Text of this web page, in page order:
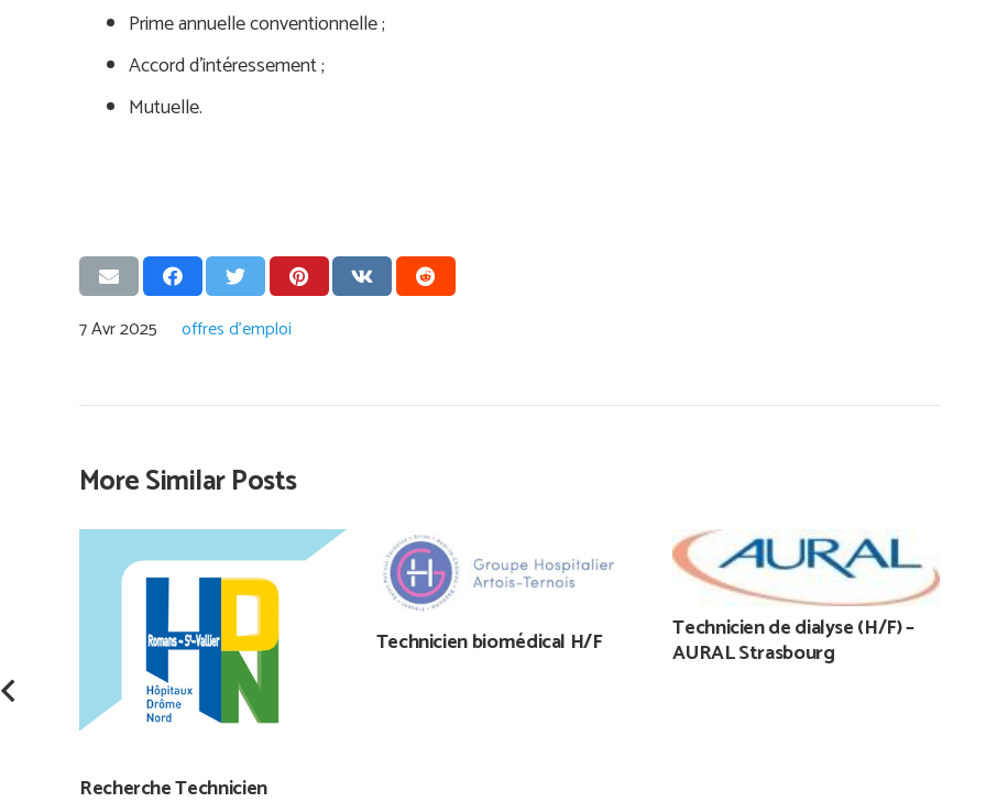
Prime annuelle conventionnelle ;
Accord d’intéressement ;
Mutuelle.
7 Avr 2025 offres d'emploi
More Similar Posts
Recherche Technicien
Technicien biomédical H/F Technicien de dialyse (H/F) –
AURAL Strasbourg